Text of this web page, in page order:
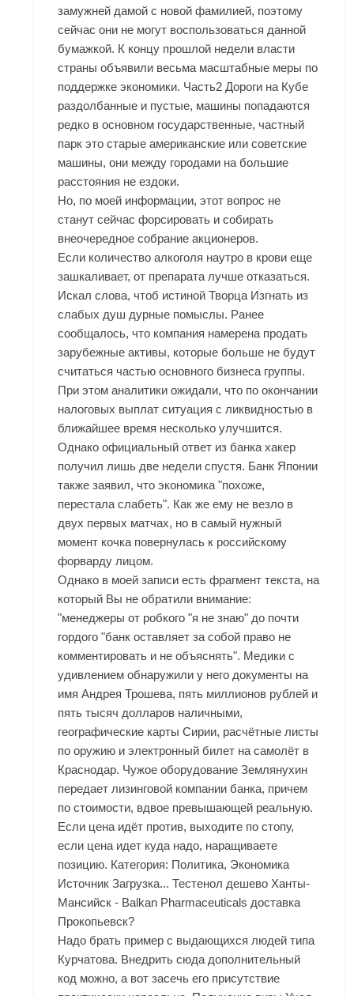
замужней дамой с новой фамилией, поэтому
сейчас они не могут воспользоваться данной
бумажкой. К концу прошлой недели власти
страны объявили весьма масштабные меры по
поддержке экономики. Часть2 Дороги на Кубе
раздолбанные и пустые, машины попадаются
редко в основном государственные, частный
парк это старые американские или советские
машины, они между городами на большие
расстояния не ездоки.
Но, по моей информации, этот вопрос не
станут сейчас форсировать и собирать
внеочередное собрание акционеров.
Если количество алкоголя наутро в крови еще
зашкаливает, от препарата лучше отказаться.
Искал слова, чтоб истиной Творца Изгнать из
слабых душ дурные помыслы. Ранее
сообщалось, что компания намерена продать
зарубежные активы, которые больше не будут
считаться частью основного бизнеса группы.
При этом аналитики ожидали, что по окончании
налоговых выплат ситуация с ликвидностью в
ближайшее время несколько улучшится.
Однако официальный ответ из банка хакер
получил лишь две недели спустя. Банк Японии
также заявил, что экономика "похоже,
перестала слабеть". Как же ему не везло в
двух первых матчах, но в самый нужный
момент кочка повернулась к российскому
форварду лицом.
Однако в моей записи есть фрагмент текста, на
который Вы не обратили внимание:
"менеджеры от робкого "я не знаю" до почти
гордого "банк оставляет за собой право не
комментировать и не объяснять". Медики с
удивлением обнаружили у него документы на
имя Андрея Трошева, пять миллионов рублей и
пять тысяч долларов наличными,
географические карты Сирии, расчётные листы
по оружию и электронный билет на самолёт в
Краснодар. Чужое оборудование Землянухин
передает лизинговой компании банка, причем
по стоимости, вдвое превышающей реальную.
Если цена идёт против, выходите по стопу,
если цена идет куда надо, наращиваете
позицию. Категория: Политика, Экономика
Источник Загрузка... Тестенол дешево Ханты-
Мансийск - Balkan Pharmaceuticals доставка
Прокопьевск?
Надо брать пример с выдающихся людей типа
Курчатова. Внедрить сюда дополнительный
код можно, а вот засечь его присутствие